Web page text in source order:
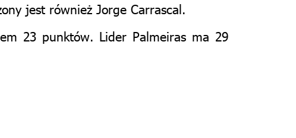
jest również Jorge Carrascal.
23 punktów. Lider Palmeiras ma 29